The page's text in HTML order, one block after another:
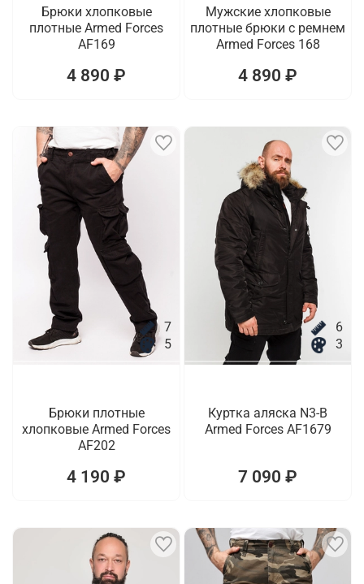
Брюки хлопковые
плотные Armed Forces
AF169
4 890 ₽
Мужские хлопковые
плотные брюки с ремнем
Armed Forces 168
4 890 ₽
7
5
Брюки плотные
хлопковые Armed Forces
AF202
4 190 ₽
6
3
Куртка аляска N3-B
Armed Forces AF1679
7 090 ₽